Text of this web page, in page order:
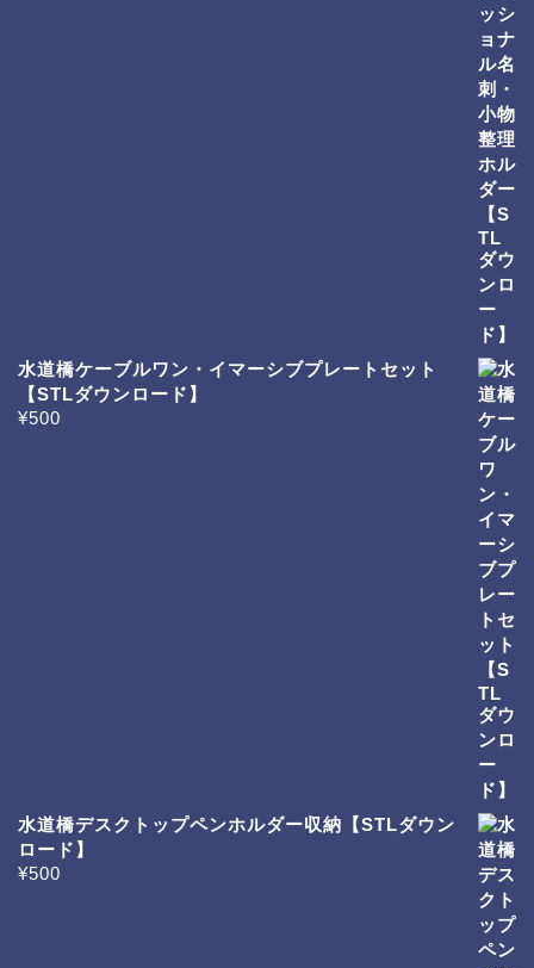
水道橋ケーブルワン・イマーシブプレートセット
【STLダウンロード】
¥500
水道橋デスクトップペンホルダー収納【STLダウン
ロード】
¥500